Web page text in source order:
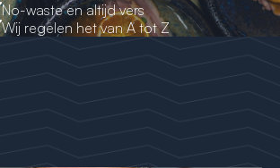
No-waste en altijd vers
Wij regelen het van A tot Z